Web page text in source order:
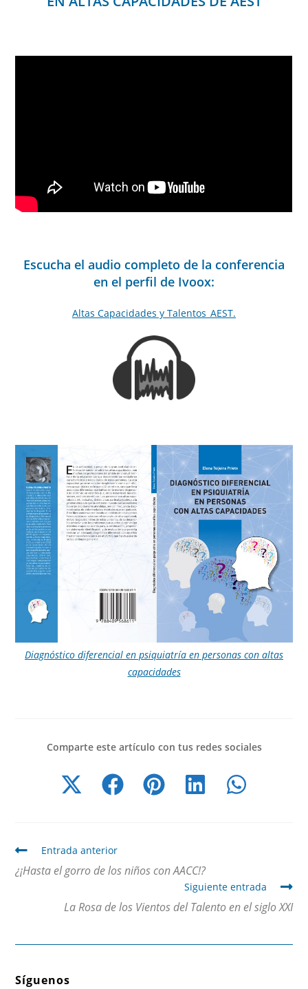
Escucha el audio completo de la conferencia
en el perfil de Ivoox:
Altas Capacidades y Talentos_AEST.
Diagnóstico diferencial en psiquiatría en personas con altas
capacidades
Comparte este artículo con tus redes sociales
Entrada anterior
¿¡Hasta el gorro de los niños con AACC!?
Siguiente entrada
La Rosa de los Vientos del Talento en el siglo XXI
Síguenos